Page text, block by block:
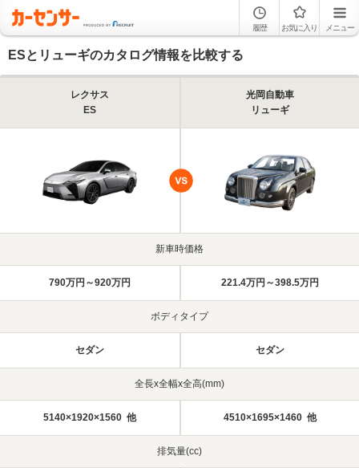
履歴 お気に入り メニュー
ESとリューギのカタログ情報を比較する
レクサス
ES
光岡自動車
リューギ
新車時価格
790万円～920万円 221.4万円～398.5万円
ボディタイプ
セダン セダン
全長x全幅x全高(mm)
5140×1920×1560 他 4510×1695×1460 他
排気量(cc)